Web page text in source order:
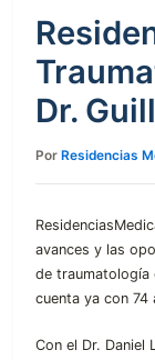
Dr.
Por Residencias
avances y las
de traumatología
cuenta ya con
Con el Dr. Daniel